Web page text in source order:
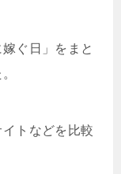
ぐ日」をまと
トなどを比較